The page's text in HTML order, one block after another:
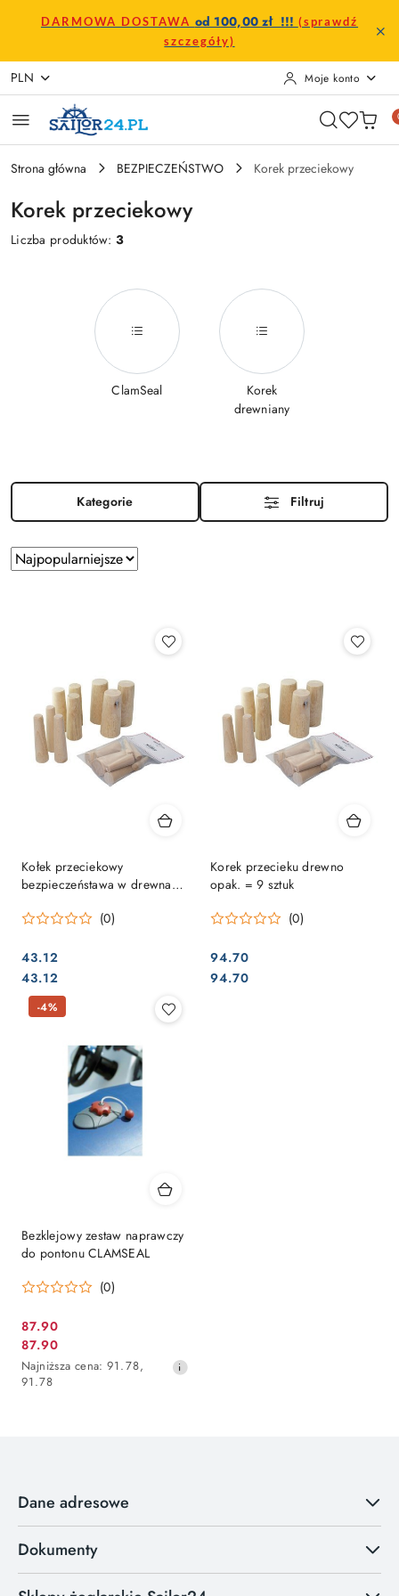
Przejdź do treści głównej
Przejdź do wyszukiwarki
Przejdź do moje konto
Przejdź do menu głównego
Przejdź do stopki
DARMOWA DOSTAWA od 100,00 zł !!! (sprawdź
szczegóły)
PLN Moje konto
Strona główna BEZPIECZEŃSTWO Korek przeciekowy
Korek przeciekowy
Liczba produktów:3
ClamSeal
Korek
drewniany
Kategorie Filtruj
Zastosowano
sortowanie:
Sortuj
według
Kołek przeciekowy
bezpieczeństawa w drewna
(0)
Cena:
43.12
Cena:
43.12
Korek przecieku drewno
opak. = 9 sztuk
(0)
Cena:
94.70
Cena:
94.70
Bezklejowy zestaw naprawczy
do pontonu CLAMSEAL
(0)
Cena
promocyjna:
87.90
Cena
promocyjna:
87.90
Najniższa
cena
Najniższa cena: 91.78,
91.78
-4%
Dane adresowe
Dokumenty